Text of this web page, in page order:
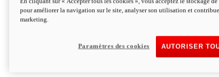
Hypermotard V2 SP 100
Découvrez-le
pour améliorer la navigation sur le site, analyser son utilisation et
marketing.
AUTORISER
Paramètres des cookies